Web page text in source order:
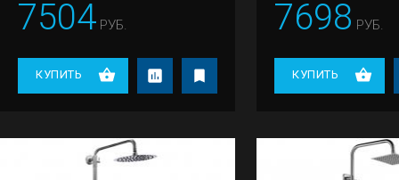
7504 РУБ.
КУПИТЬ
7698 РУБ.
КУПИТЬ